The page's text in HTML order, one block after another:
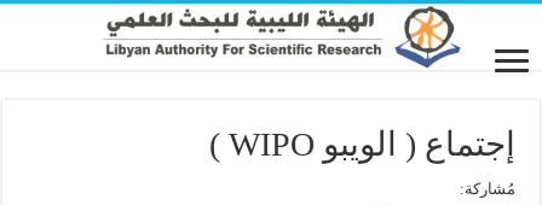
إجتماع ( الويبو WIPO )
مُشاركة: